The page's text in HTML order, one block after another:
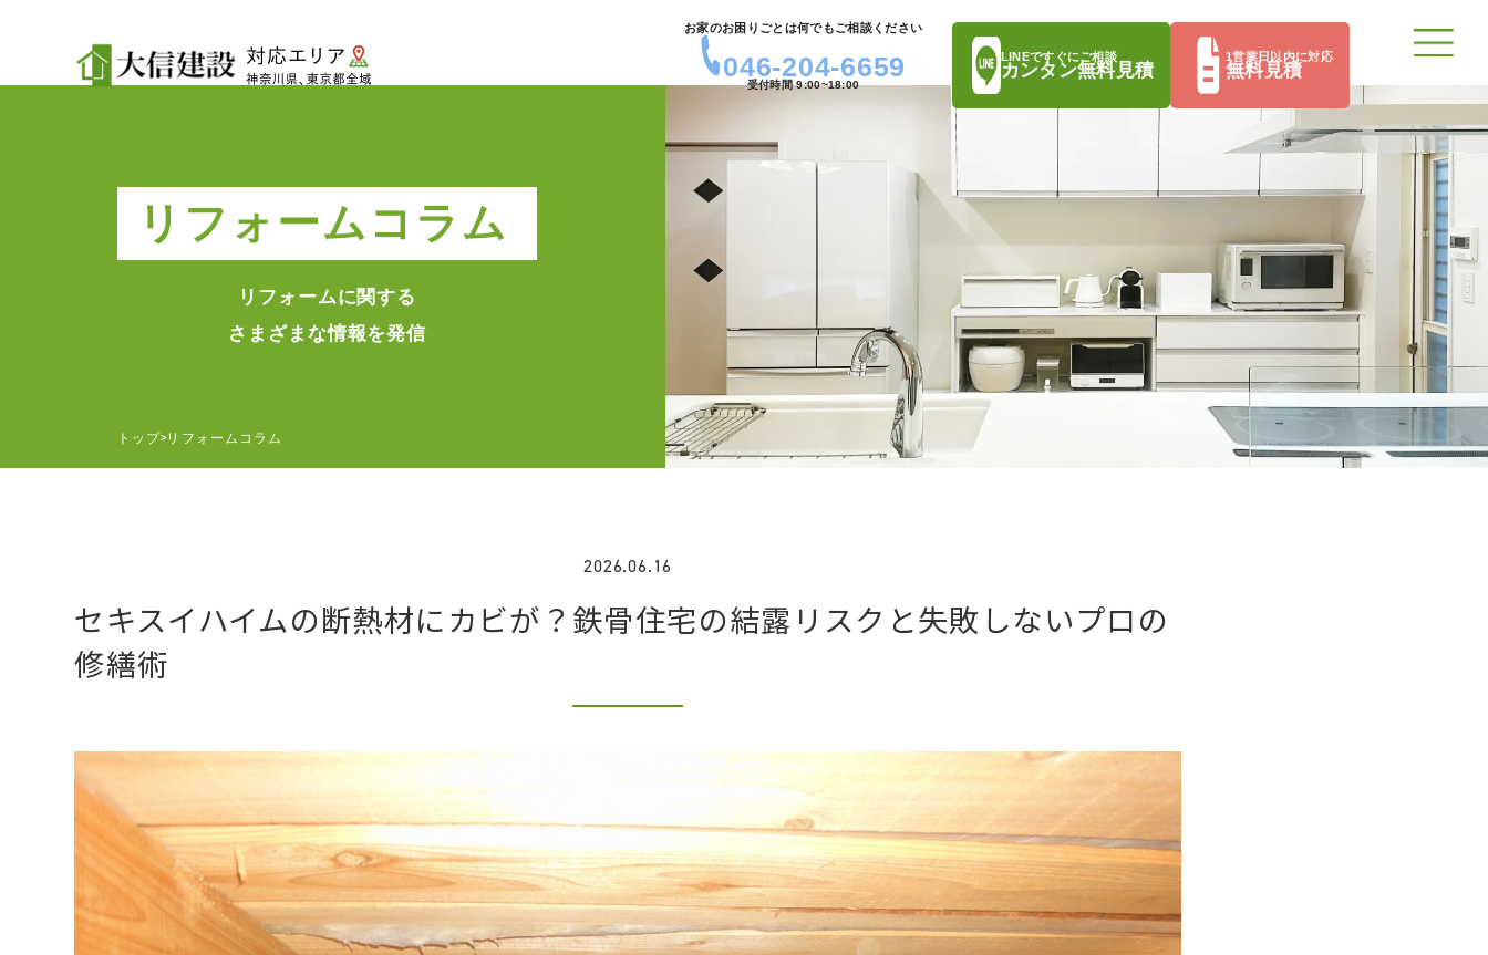
お家のお困りごとは何でもご相談ください
046-204-6659
受付時間 9:00~18:00
LINEですぐにご相談
カンタン無料見積
1営業日以内に対応
無料見積
リフォームコラム
リフォームに関する
さまざまな情報を発信
トップ> リフォームコラム
2026.06.16
セキスイハイムの断熱材にカビが？鉄骨住宅の結露リスクと失敗しないプロの
修繕術